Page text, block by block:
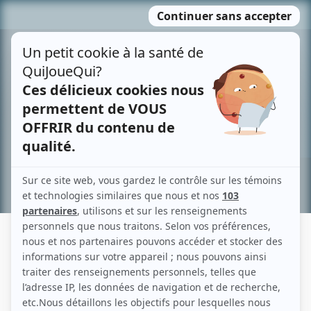
MENU
contenu
Recherche avancée »
JULIAN ROSALES-PÉPIN
Liens
Fiche de Julian Rosales-Pépin sur Showbizz.net